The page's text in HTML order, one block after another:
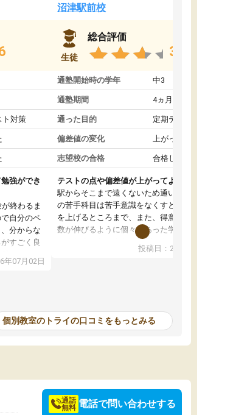
ト対策
強ができ
終わるま
自分のペ
分からな
すごく良
によって
わかりやす
他の先生が
質問できる
年07月02日
沼津駅前校
生徒
総合評価
3.8
通塾開始時の学年 中3
通塾期間 4ヵ月～1年未満
通った目的 定期テスト対策
偏差値の変化 上がった
志望校の合格 合格した
テストの点や偏差値が上がってよかった
駅からそこまで遠くないため通いやすく、自分
の苦手科目は苦手意識をなくすところから成績
を上げるところまで、また、得意科目はより点
数が伸びるように個々にあった学習方法で教え
てくれました。また、個別にやってくれること
でわからないところをすぐに質問することがで
した。
投稿日：2026年06月19日
個別教室のトライの口コミをもっとみる
通話
無料 電話で問い合わせする